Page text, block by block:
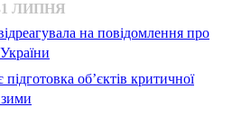
ЛИПНЯ
на повідомлення про
об’єктів критичної